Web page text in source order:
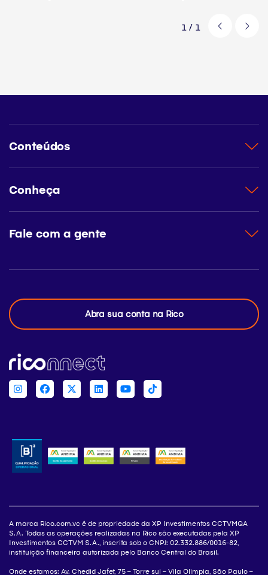
1 / 1
Conteúdos
Conheça
Fale com a gente
Abra sua conta na Rico
A marca Rico.com.vc é de propriedade da XP Investimentos CCTVMQA
S.A. Todas as operações realizadas na Rico são executadas pela XP
Investimentos CCTVM S.A., inscrita sob o CNPJ: 02.332.886/0016-82,
instituição financeira autorizada pelo Banco Central do Brasil.
Onde estamos: Av. Chedid Jafet, 75 – Torre sul – Vila Olimpia, São Paulo –